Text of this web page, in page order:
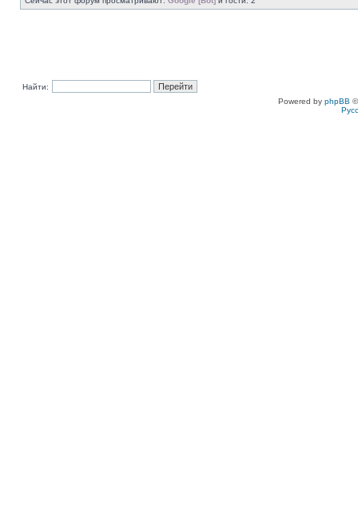
Найти:
Powered by phpBB